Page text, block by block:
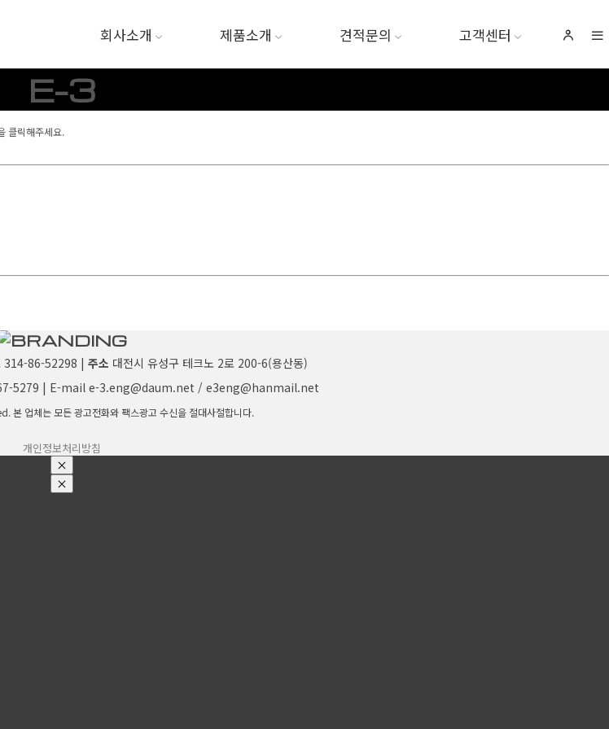
회사소개 제품소개 견적문의 고객센터
E-3
클릭해주세요.
314-86-52298 | 주소 대전시 유성구 테크노 2로 200-6(용산동)
5279 | E-mail e-3.eng@daum.net / e3eng@hanmail.net
업체는 모든 광고전화와 팩스광고 수신을 절대사절합니다.
개인정보처리방침